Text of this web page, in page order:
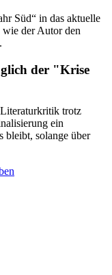
Süd“ in das aktuelle
wie der Autor den
der "Krise
trotz
ein
bleibt, solange über